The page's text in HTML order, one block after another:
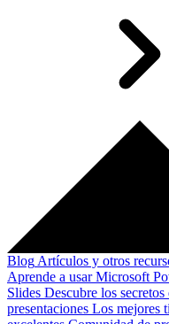
Blog Artículos y otros
Aprende a usar Microsoft
Slides Descubre los
presentaciones Los mejores